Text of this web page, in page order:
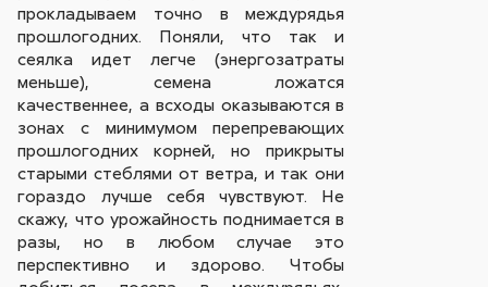
прокладываем точно в междурядья
прошлогодних. Поняли, что так и
сеялка идет легче (энергозатраты
меньше), семена ложатся
качественнее, а всходы оказываются в
зонах с минимумом перепревающих
прошлогодних корней, но прикрыты
старыми стеблями от ветра, и так они
гораздо лучше себя чувствуют. Не
скажу, что урожайность поднимается в
разы, но в любом случае это
перспективно и здорово. Чтобы